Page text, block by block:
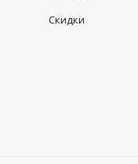
Скидки